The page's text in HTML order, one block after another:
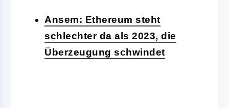
Ansem: Ethereum steht
schlechter da als 2023, die
Überzeugung schwindet